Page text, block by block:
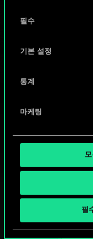
쿠키 사용에 관한 세
필수
기본 설정
통계
마케팅
필
궨트 한